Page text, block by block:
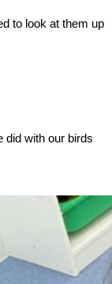
to look at them up
did with our birds